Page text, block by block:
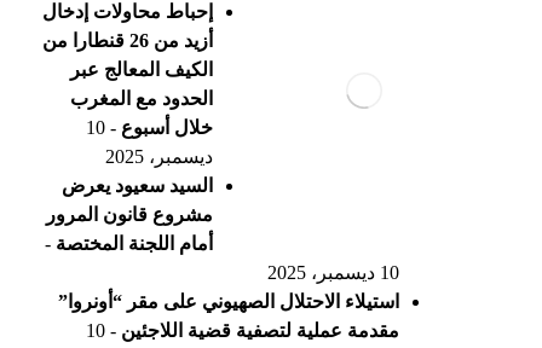
إحباط محاولات إدخال
أزيد من 26 قنطارا من
الكيف المعالج عبر
الحدود مع المغرب
خلال أسبوع
- 10
ديسمبر، 2025
السيد سعيود يعرض
مشروع قانون المرور
أمام اللجنة المختصة -
10 ديسمبر، 2025
استيلاء الاحتلال الصهيوني على مقر “أونروا”
مقدمة عملية لتصفية قضية اللاجئين
- 10